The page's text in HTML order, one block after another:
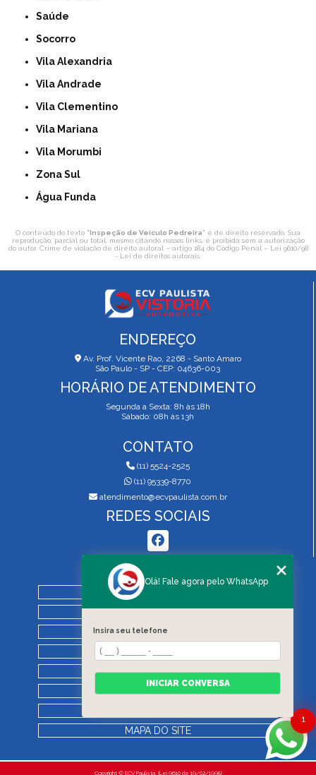
Saúde
Socorro
Vila Alexandria
Vila Andrade
Vila Clementino
Vila Mariana
Vila Morumbi
Zona Sul
Água Funda
O conteúdo do texto "Inspeção de Veículo Pedreira" é de direito reservado. Sua
reprodução, parcial ou total, mesmo citando nossos links, é proibida sem a autorização
do autor. Crime de violação de direito autoral – artigo 184 do Código Penal – Lei 9610/98
- Lei de direitos autorais
ENDEREÇO
Av. Prof. Vicente Rao, 2268 - Santo Amaro
São Paulo - SP - CEP: 04636-003
HORÁRIO DE ATENDIMENTO
Segunda a Sexta: 8h às 18h
Sábado: 08h às 13h
CONTATO
(11) 5524-2525
(11) 95339-8770
atendimento@ecvpaulista.com.br
REDES SOCIAIS
MENU
QUEM SOMOS
SERVIÇOS
BLOG
REGRAS DE VISTORIA
MAPA DO SITE
Copyright © ECV Paulista. (Lei 9610 de 19/02/1998)
1
Olá! Fale agora pelo WhatsApp
Insira seu telefone
INICIAR CONVERSA